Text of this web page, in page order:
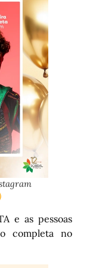
e as pessoas
completa no